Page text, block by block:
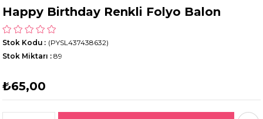
Happy Birthday Renkli Folyo Balon
(PYSL437438632)
Stok Kodu
Stok Miktarı : 89
₺65,00